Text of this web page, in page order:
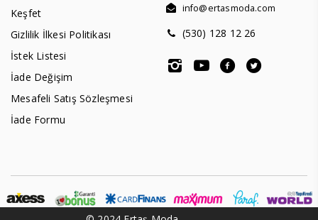
Keşfet
Gizlilik İlkesi Politikası
İstek Listesi
İade Değişim
Mesafeli Satış Sözleşmesi
İade Formu
info@ertasmoda.com
(530) 128 12 26